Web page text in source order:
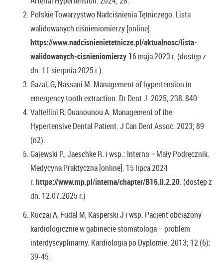
Polskie Towarzystwo Nadciśnienia Tętniczego. Lista
walidowanych ciśnieniomierzy [online].
https://www.nadcisnienietetnicze.pl/aktualnosc/lista-
walidowanych-cisnieniomierzy 16 maja 2023 r. (dostęp z
dn. 11 sierpnia 2025 r.).
Gazal, G, Nassani M. Management of hypertension in
emergency tooth extraction. Br Dent J. 2025; 238, 840.
Valtellini R, Ouanounou A. Management of the
Hypertensive Dental Patient. J Can Dent Assoc. 2023; 89
(n2).
Gajewski P., Jaeschke R. i wsp.: Interna –Mały Podręcznik.
Medycyna Praktyczna [online]. 15 lipca 2024
r.https://www.mp.pl/interna/chapter/B16.II.2.20. (dostęp z
dn. 12.07.2025 r.)
Kuczaj A, Fudal M, Kasperski J i wsp. Pacjent obciążony
kardiologicznie w gabinecie stomatologa – problem
interdyscyplinarny. Kardiologia po Dyplomie. 2013; 12 (6):
39-45.